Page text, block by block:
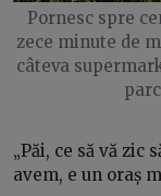
Pornesc spre
zece minute de
câteva
„Păi, ce să vă zic
avem, e un oraș